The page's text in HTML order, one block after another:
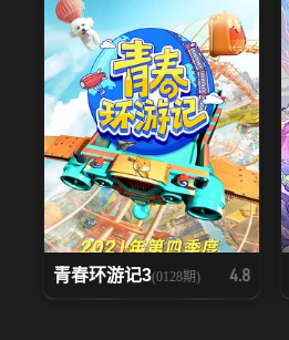
青春环游记3(0128期) 4.8